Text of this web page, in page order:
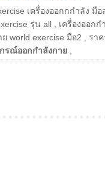
เครื่องออกกกำลัง มื
รุ่น all
เครื่องออกกํ
world exercise มือ2
รา
รณ์ออกกำลังกาย